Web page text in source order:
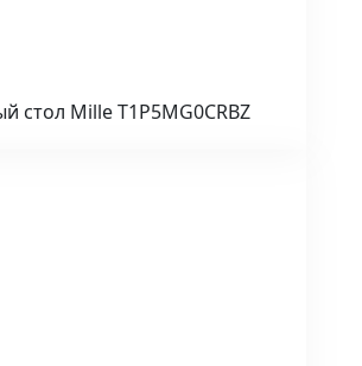
стол Mille T1P5MG0CRBZ